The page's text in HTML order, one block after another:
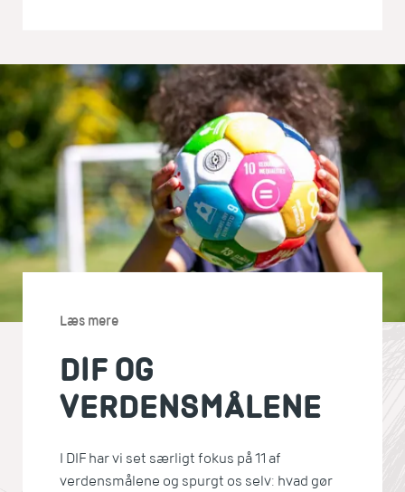
Læs mere
DIF OG
VERDENSMÅLENE
I DIF har vi set særligt fokus på 11 af
verdensmålene og spurgt os selv: hvad gør